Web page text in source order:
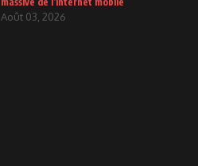
Août 03, 2026